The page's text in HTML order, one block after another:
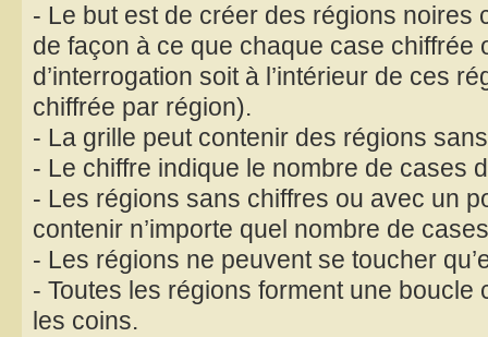
- Le but est de créer des régions noires
de façon à ce que chaque case chiffrée
d’interrogation soit à l’intérieur de ces
chiffrée par région).
- La grille peut contenir des régions
- Le chiffre indique le nombre de cases
- Les régions sans chiffres ou avec un
contenir n’importe quel nombre de
- Les régions ne peuvent se toucher
- Toutes les régions forment une
les coins.